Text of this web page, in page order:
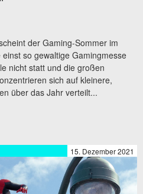
der Gaming-Sommer im
so gewaltige Gamingmesse
nicht statt und die großen
sich auf kleinere,
über das Jahr verteilt...
15. Dezember 2021